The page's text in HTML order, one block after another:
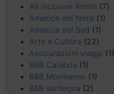
All inclusive Rimini (7)
America del Nord (1)
America del Sud (1)
Arte e Cultura (22)
Assicurazioni viaggi (1)
B&B Calabria (1)
B&B Mormanno (1)
B&B sardegna (2)